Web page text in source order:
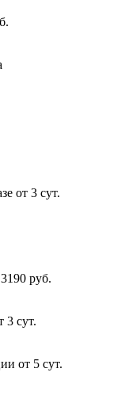
от 3 сут.
3190 руб.
3 сут.
от 5 сут.